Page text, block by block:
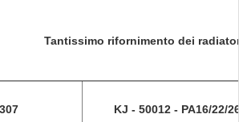
Tantissimo rifornimento dei
KJ - 50012 - PA16/22/